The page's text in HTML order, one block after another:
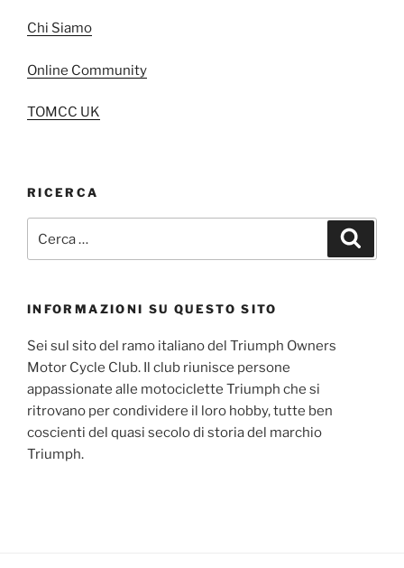
Chi Siamo
Online Community
TOMCC UK
RICERCA
INFORMAZIONI SU QUESTO SITO
Sei sul sito del ramo italiano del Triumph Owners
Motor Cycle Club. Il club riunisce persone
appassionate alle motociclette Triumph che si
ritrovano per condividere il loro hobby, tutte ben
coscienti del quasi secolo di storia del marchio
Triumph.